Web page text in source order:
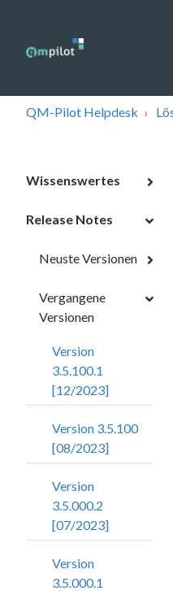
QM-Pilot Helpdesk
Wissenswertes
Release Notes
Neuste Versionen
Vergangene
Versionen
Version
3.5.100.1
[12/2023]
Version 3.5.100
[08/2023]
Version
3.5.000.2
[07/2023]
Version
3.5.000.1